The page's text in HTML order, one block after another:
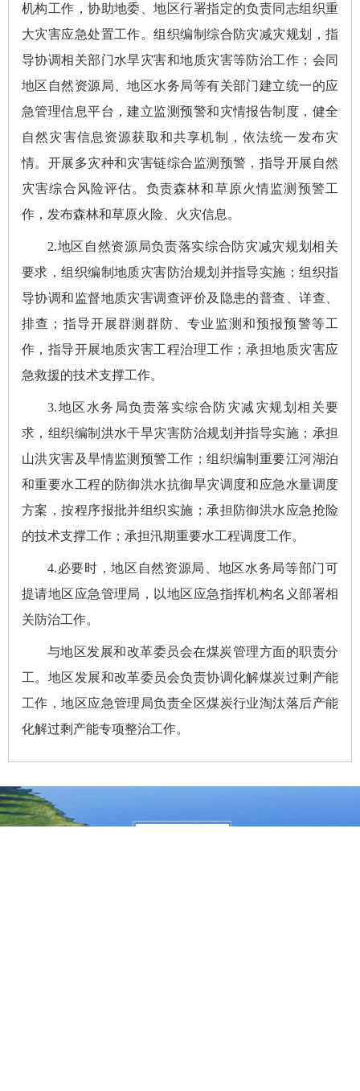
机构工作，协助地委、地区行署指定的负责同志组织重
大灾害应急处置工作。组织编制综合防灾减灾规划，指
导协调相关部门水旱灾害和地质灾害等防治工作；会同
地区自然资源局、地区水务局等有关部门建立统一的应
急管理信息平台，建立监测预警和灾情报告制度，健全
自然灾害信息资源获取和共享机制，依法统一发布灾
情。开展多灾种和灾害链综合监测预警，指导开展自然
灾害综合风险评估。负责森林和草原火情监测预警工
作，发布森林和草原火险、火灾信息。
2.地区自然资源局负责落实综合防灾减灾规划相关
要求，组织编制地质灾害防治规划并指导实施；组织指
导协调和监督地质灾害调查评价及隐患的普查、详查、
排查；指导开展群测群防、专业监测和预报预警等工
作，指导开展地质灾害工程治理工作；承担地质灾害应
急救援的技术支撑工作。
3.地区水务局负责落实综合防灾减灾规划相关要
求，组织编制洪水干旱灾害防治规划并指导实施；承担
山洪灾害及旱情监测预警工作；组织编制重要江河湖泊
和重要水工程的防御洪水抗御旱灾调度和应急水量调度
方案，按程序报批并组织实施；承担防御洪水应急抢险
的技术支撑工作；承担汛期重要水工程调度工作。
4.必要时，地区自然资源局、地区水务局等部门可
提请地区应急管理局，以地区应急指挥机构名义部署相
关防治工作。
与地区发展和改革委员会在煤炭管理方面的职责分
工。地区发展和改革委员会负责协调化解煤炭过剩产能
工作，地区应急管理局负责全区煤炭行业淘汰落后产能
化解过剩产能专项整治工作。